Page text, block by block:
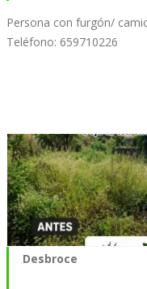
Persona con furgón/
Teléfono: 659710226
Desbroce